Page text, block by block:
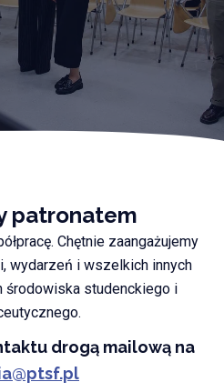
patronatem
Chętnie zaangażujemy
wydarzeń i wszelkich innych
środowiska studenckiego i
drogą mailową na